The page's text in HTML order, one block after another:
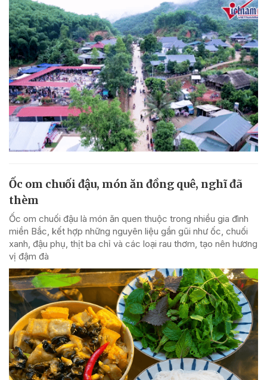
Ốc om chuối đậu, món ăn đồng quê, nghĩ đã
thèm
Ốc om chuối đậu là món ăn quen thuộc trong nhiều gia đình
miền Bắc, kết hợp những nguyên liệu gần gũi như ốc, chuối
xanh, đậu phụ, thịt ba chỉ và các loại rau thơm, tạo nên hương
vị đậm đà